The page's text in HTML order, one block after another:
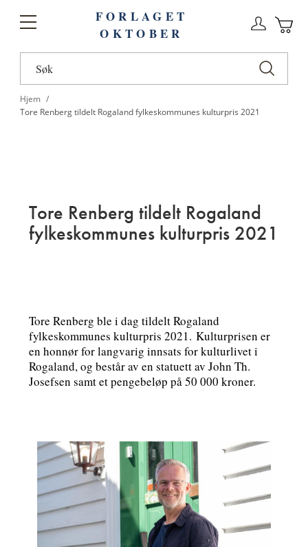
Toggle
FORLAGET
OKTOBER
Hjem
Tore Renberg tildelt Rogaland fylkeskommunes kulturpris 2021
Tore Renberg tildelt Rogaland
fylkeskommunes kulturpris 2021
Tore Renberg ble i dag tildelt Rogaland
fylkeskommunes kulturpris 2021. Kulturprisen er
en honnør for langvarig innsats for kulturlivet i
Rogaland, og består av en statuett av John Th.
Josefsen samt et pengebeløp på 50 000 kroner.